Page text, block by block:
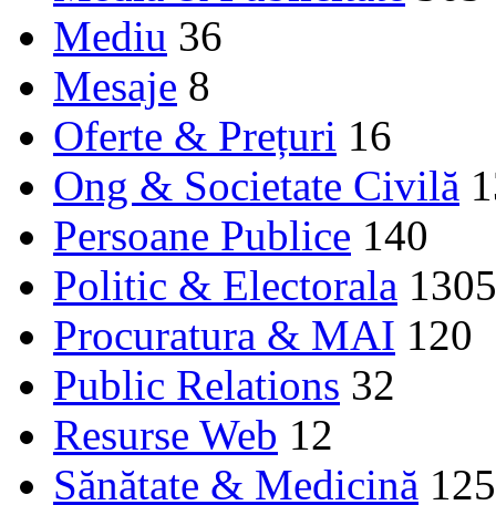
Mediu 36
Mesaje 8
Oferte & Prețuri 16
Ong & Societate Civilă
Persoane Publice 140
Politic & Electorala 1305
Procuratura & MAI 120
Public Relations 32
Resurse Web 12
Sănătate & Medicină 125